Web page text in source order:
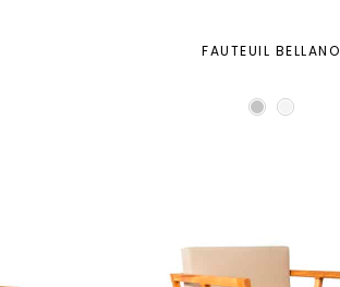
FAUTEUIL BELLANO